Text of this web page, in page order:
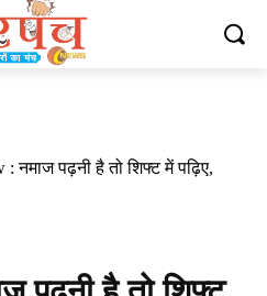
नमाज पढ़नी है तो शिफ्ट में पढ़िए,